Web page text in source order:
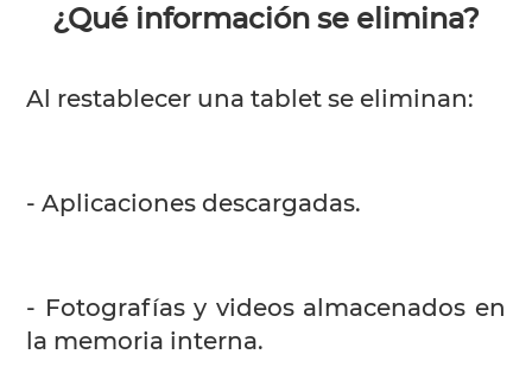
¿Qué información se elimina?
Al restablecer una tablet se eliminan:
- Aplicaciones descargadas.
- Fotografías y videos almacenados en
la memoria interna.